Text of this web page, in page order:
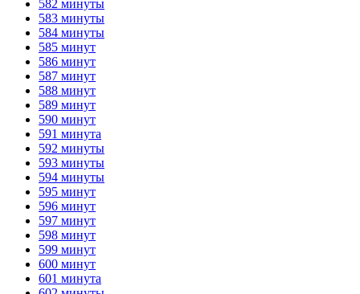
582 минуты
583 минуты
584 минуты
585 минут
586 минут
587 минут
588 минут
589 минут
590 минут
591 минута
592 минуты
593 минуты
594 минуты
595 минут
596 минут
597 минут
598 минут
599 минут
600 минут
601 минута